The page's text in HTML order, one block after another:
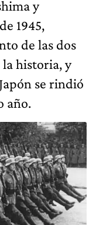
y
1945,
de las dos
la historia, y
se rindió
año.